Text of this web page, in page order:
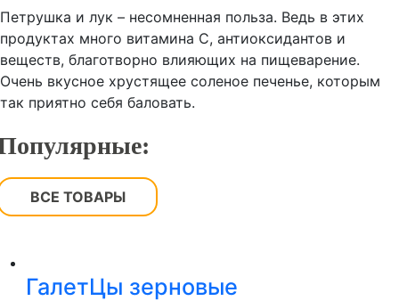
Петрушка и лук – несомненная польза. Ведь в этих
продуктах много витамина С, антиоксидантов и
веществ, благотворно влияющих на пищеварение.
Очень вкусное хрустящее соленое печенье, которым
так приятно себя баловать.
ВСЕ ТОВАРЫ
ГалетЦы зерновые